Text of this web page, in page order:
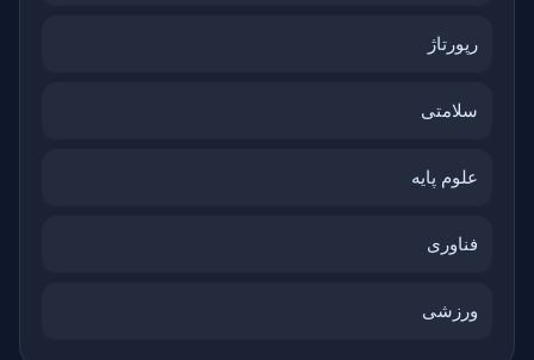
رپورتاژ
سلامتی
علوم پایه
فناوری
ورزشی